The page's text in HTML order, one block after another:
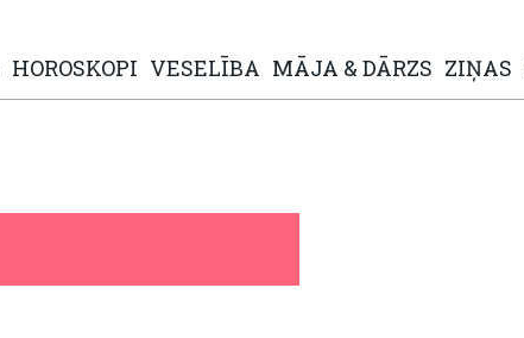
HOROSKOPI VESELĪBA MĀJA & DĀRZS ZIŅAS